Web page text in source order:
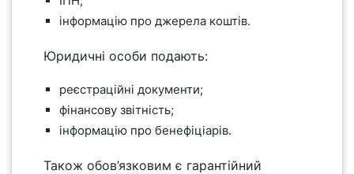
інформацію про джерела коштів.
Юридичні особи подають:
реєстраційні документи;
фінансову звітність;
інформацію про бенефіціарів.
Також обов’язковим є гарантійний